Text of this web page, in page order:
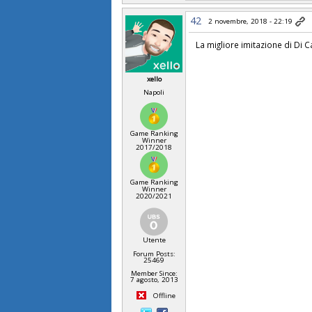
xello
Napoli
Game Ranking
Winner
2017/2018
Game Ranking
Winner
2020/2021
Utente
Forum Posts:
25469
Member Since:
7 agosto, 2013
Offline
42 2 novembre, 2018 - 22:19
La migliore imitazione di Di